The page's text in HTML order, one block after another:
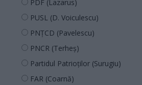
PDF (Lazarus)
PUSL (D. Voiculescu)
PNȚCD (Pavelescu)
PNCR (Terheș)
Partidul Patrioților (Surugiu)
FAR (Coarnă)